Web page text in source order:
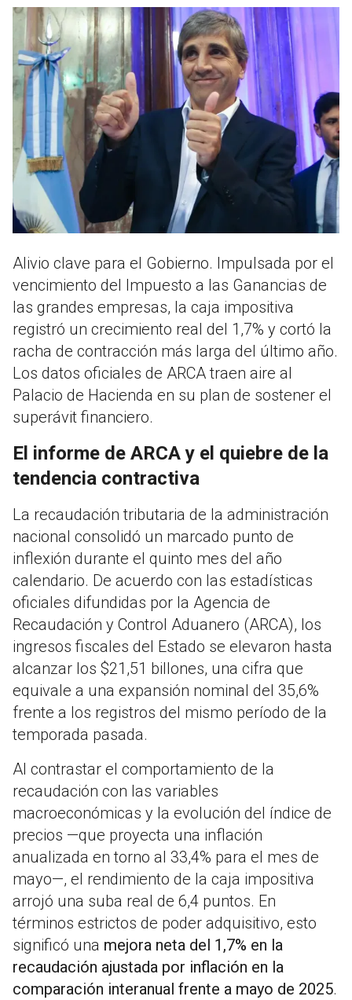
Alivio clave para el Gobierno. Impulsada por el
vencimiento del Impuesto a las Ganancias de
las grandes empresas, la caja impositiva
registró un crecimiento real del 1,7% y cortó la
racha de contracción más larga del último año.
Los datos oficiales de ARCA traen aire al
Palacio de Hacienda en su plan de sostener el
superávit financiero.
El informe de ARCA y el quiebre de la
tendencia contractiva
La recaudación tributaria de la administración
nacional consolidó un marcado punto de
inflexión durante el quinto mes del año
calendario. De acuerdo con las estadísticas
oficiales difundidas por la Agencia de
Recaudación y Control Aduanero (ARCA), los
ingresos fiscales del Estado se elevaron hasta
alcanzar los $21,51 billones, una cifra que
equivale a una expansión nominal del 35,6%
frente a los registros del mismo período de la
temporada pasada.
Al contrastar el comportamiento de la
recaudación con las variables
macroeconómicas y la evolución del índice de
precios —que proyecta una inflación
anualizada en torno al 33,4% para el mes de
mayo—, el rendimiento de la caja impositiva
arrojó una suba real de 6,4 puntos. En
términos estrictos de poder adquisitivo, esto
significó una mejora neta del 1,7% en la
recaudación ajustada por inflación en la
comparación interanual frente a mayo de 2025.